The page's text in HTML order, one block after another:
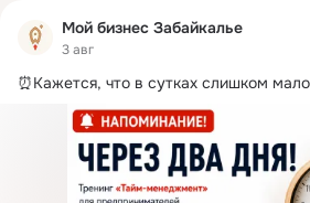
Мой бизнес Забайкалье
3 авг
⏰Кажется, что в сутках слишком